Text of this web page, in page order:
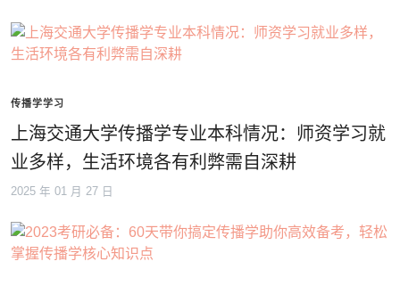
传播学学习
上海交通大学传播学专业本科情况：师资学习就
业多样，生活环境各有利弊需自深耕
2025 年 01 月 27 日